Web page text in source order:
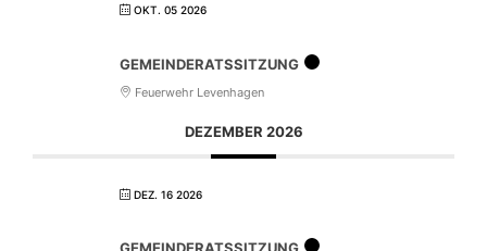
OKT. 05 2026
GEMEINDERATSSITZUNG
Feuerwehr Levenhagen
DEZEMBER 2026
DEZ. 16 2026